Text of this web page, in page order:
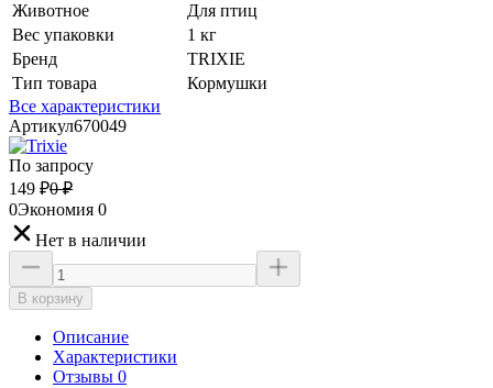
Животное
Для птиц
Вес упаковки
1 кг
Бренд
TRIXIE
Тип товара
Кормушки
Все характеристики
Артикул670049
По запросу
149 ₽0 ₽
0Экономия 0
Нет в наличии
В корзину
Описание
Характеристики
Отзывы 0